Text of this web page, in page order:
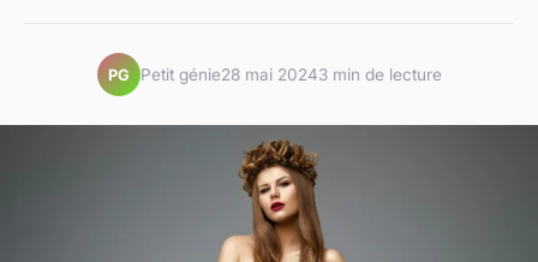
PG Petit génie28 mai 20243 min de lecture